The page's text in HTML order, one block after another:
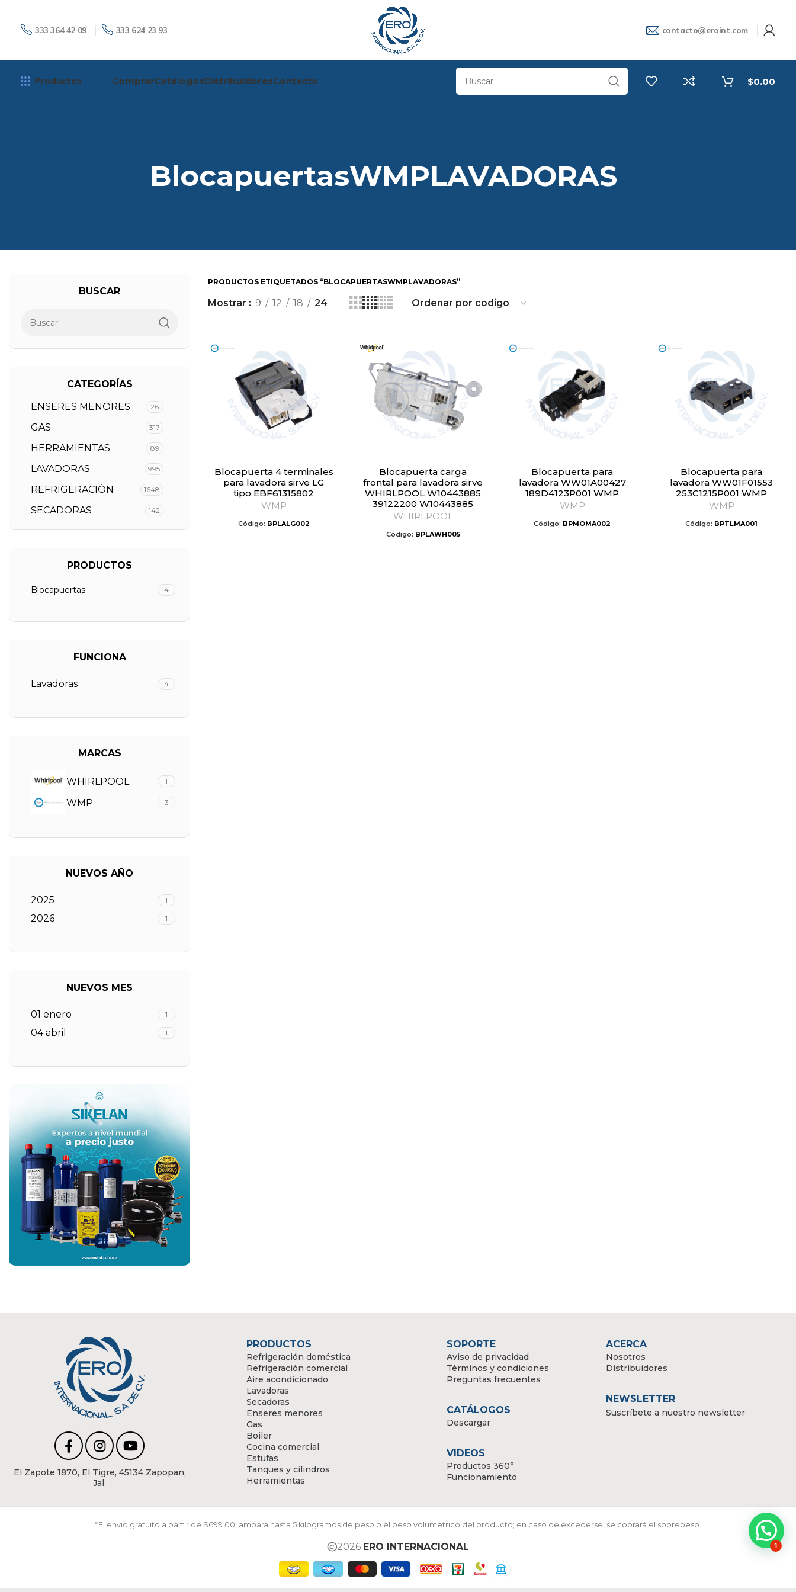
333 364 42 09 333 624 23 93 contacto@eroint.com
Productos ComprarCatálogosDistribuidoresContacto $0.00
BlocapuertasWMPLAVADORAS
BUSCAR
CATEGORÍAS
ENSERES MENORES
26
GAS 317
HERRAMIENTAS 89
LAVADORAS 995
REFRIGERACIÓN 1648
SECADORAS 142
PRODUCTOS
Blocapuertas 4
FUNCIONA
Lavadoras 4
MARCAS
WHIRLPOOL 1
WMP 3
NUEVOS AÑO
2025 1
2026 1
NUEVOS MES
01 enero 1
04 abril 1
PRODUCTOS ETIQUETADOS “BLOCAPUERTASWMPLAVADORAS”
Mostrar 9 12 18 24
Blocapuerta 4 terminales
para lavadora sirve LG
tipo EBF61315802
WMP
Código: BPLALG002
Blocapuerta carga
frontal para lavadora sirve
WHIRLPOOL W10443885
39122200 W10443885
WHIRLPOOL
Código: BPLAWH005
Blocapuerta para
lavadora WW01A00427
189D4123P001 WMP
WMP
Código: BPMOMA002
Blocapuerta para
lavadora WW01F01553
253C1215P001 WMP
WMP
Código: BPTLMA001
El Zapote 1870, El Tigre, 45134 Zapopan,
Jal.
PRODUCTOS
Refrigeración doméstica
Refrigeración comercial
Aire acondicionado
Lavadoras
Secadoras
Enseres menores
Gas
Boiler
Cocina comercial
Estufas
Tanques y cilindros
Herramientas
SOPORTE
Aviso de privacidad
Términos y condiciones
Preguntas frecuentes
CATÁLOGOS
Descargar
VIDEOS
Productos 360°
Funcionamiento
ACERCA
Nosotros
Distribuidores
NEWSLETTER
Suscríbete a nuestro newsletter
*El envio gratuito a partir de $699.00, ampara hasta 5 kilogramos de peso o el peso volumetrico del producto; en caso de excederse, se cobrará el sobrepeso.
2026 ERO INTERNACIONAL 1